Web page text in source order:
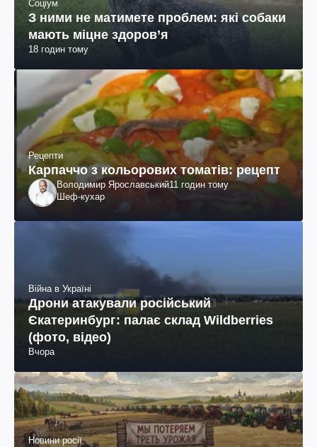
Соціум
З ними не матимете проблем: які собаки
мають міцне здоров’я
18 годин тому
Рецепти
Карпаччо з кольорових томатів: рецепт
Володимир Ярославський11 годин тому
Шеф-кухар
Війна в Україні
Дрони атакували російський
Єкатеринбург: палає склад Wildberries
(фото, відео)
Вчора
Новини росії